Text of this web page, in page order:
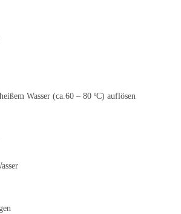
Wasser (ca.60 – 80 ºC) auflösen